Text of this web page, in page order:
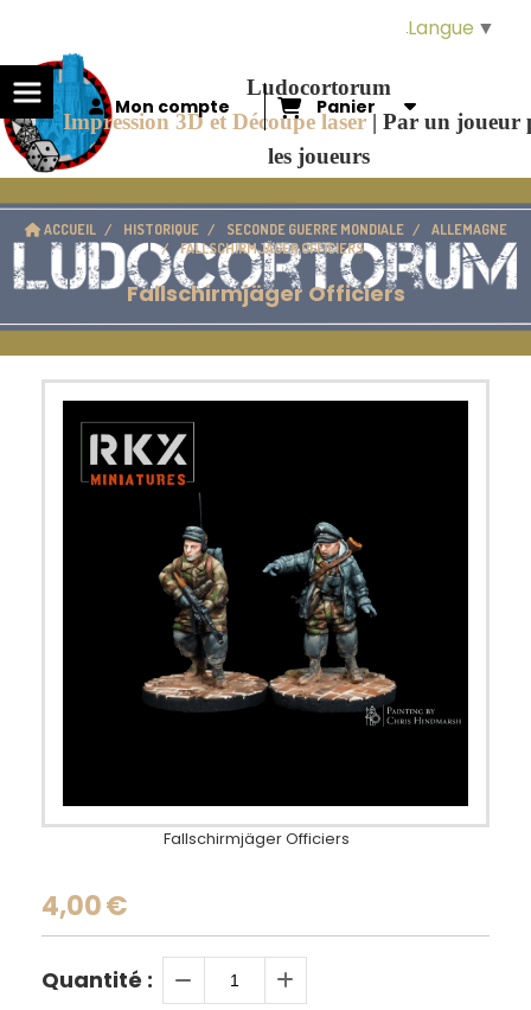
Ludocortorum
Impression 3D et Découpe laser |Par un joueur
les joueurs
Mon compte Panier
ACCUEIL HISTORIQUE SECONDE GUERRE MONDIALE
ALLEMAGNE
FALLSCHIRMJÄGER OFFICIERS
Fallschirmjäger Officiers
Fallschirmjäger Officiers
4,00€
Quantité :
Langue ▼